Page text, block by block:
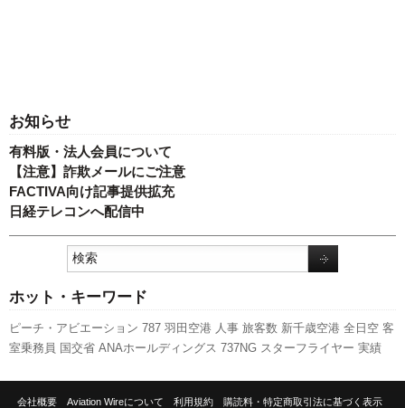
お知らせ
有料版・法人会員について
【注意】詐欺メールにご注意
FACTIVA向け記事提供拡充
日経テレコンへ配信中
ホット・キーワード
ピーチ・アビエーション 787 羽田空港 人事 旅客数 新千歳空港 全日空 客
室乗務員 国交省 ANAホールディングス 737NG スターフライヤー 実績
会社概要 Aviation Wireについて 利用規約 購読料・特定商取引法に基づく表示